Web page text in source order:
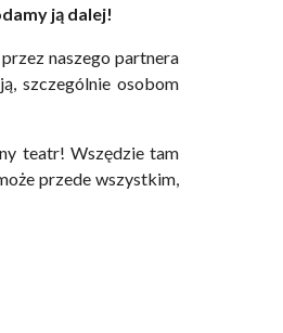
ją dalej!
naszego partnera
szczególnie osobom
teatr! Wszędzie tam
przede wszystkim,